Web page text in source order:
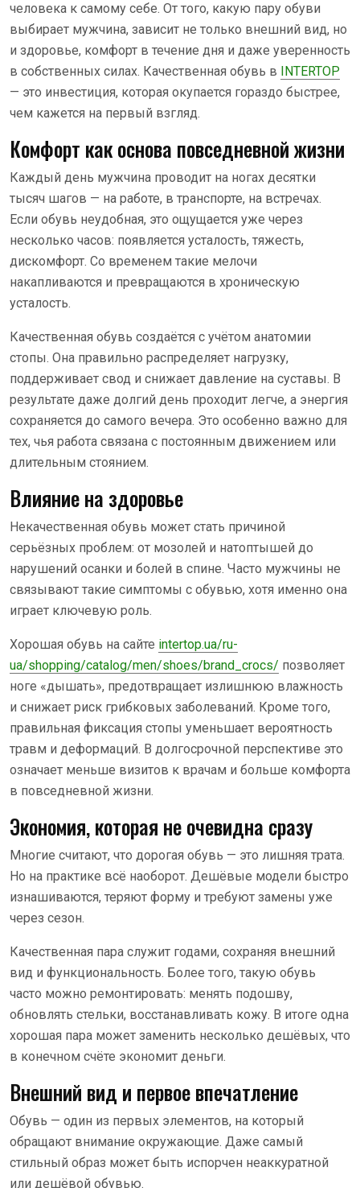
человека к самому себе. От того, какую пару обуви
выбирает мужчина, зависит не только внешний вид, но
и здоровье, комфорт в течение дня и даже уверенность
в собственных силах. Качественная обувь в INTERTOP
— это инвестиция, которая окупается гораздо быстрее,
чем кажется на первый взгляд.
Комфорт как основа повседневной жизни
Каждый день мужчина проводит на ногах десятки
тысяч шагов — на работе, в транспорте, на встречах.
Если обувь неудобная, это ощущается уже через
несколько часов: появляется усталость, тяжесть,
дискомфорт. Со временем такие мелочи
накапливаются и превращаются в хроническую
усталость.
Качественная обувь создаётся с учётом анатомии
стопы. Она правильно распределяет нагрузку,
поддерживает свод и снижает давление на суставы. В
результате даже долгий день проходит легче, а энергия
сохраняется до самого вечера. Это особенно важно для
тех, чья работа связана с постоянным движением или
длительным стоянием.
Влияние на здоровье
Некачественная обувь может стать причиной
серьёзных проблем: от мозолей и натоптышей до
нарушений осанки и болей в спине. Часто мужчины не
связывают такие симптомы с обувью, хотя именно она
играет ключевую роль.
Хорошая обувь на сайте intertop.ua/ru-
ua/shopping/catalog/men/shoes/brand_crocs/ позволяет
ноге «дышать», предотвращает излишнюю влажность
и снижает риск грибковых заболеваний. Кроме того,
правильная фиксация стопы уменьшает вероятность
травм и деформаций. В долгосрочной перспективе это
означает меньше визитов к врачам и больше комфорта
в повседневной жизни.
Экономия, которая не очевидна сразу
Многие считают, что дорогая обувь — это лишняя трата.
Но на практике всё наоборот. Дешёвые модели быстро
изнашиваются, теряют форму и требуют замены уже
через сезон.
Качественная пара служит годами, сохраняя внешний
вид и функциональность. Более того, такую обувь
часто можно ремонтировать: менять подошву,
обновлять стельки, восстанавливать кожу. В итоге одна
хорошая пара может заменить несколько дешёвых, что
в конечном счёте экономит деньги.
Внешний вид и первое впечатление
Обувь — один из первых элементов, на который
обращают внимание окружающие. Даже самый
стильный образ может быть испорчен неаккуратной
или дешёвой обувью.